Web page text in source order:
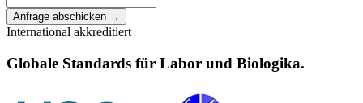
Anfrage abschicken →
International akkreditiert
Globale Standards für Labor und Biologika.